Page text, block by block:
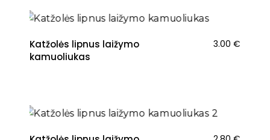
Katžolės lipnus laižymo
kamuoliukas
3.00 €